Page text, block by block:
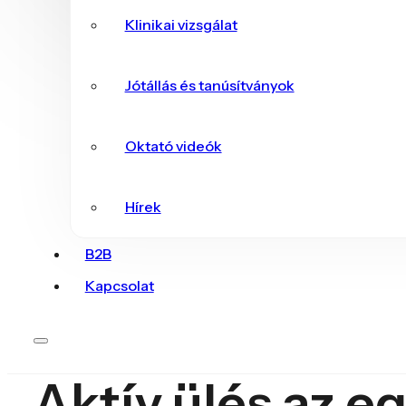
Klinikai vizsgálat
Jótállás és tanúsítványok
Oktató videók
Hírek
B2B
Kapcsolat